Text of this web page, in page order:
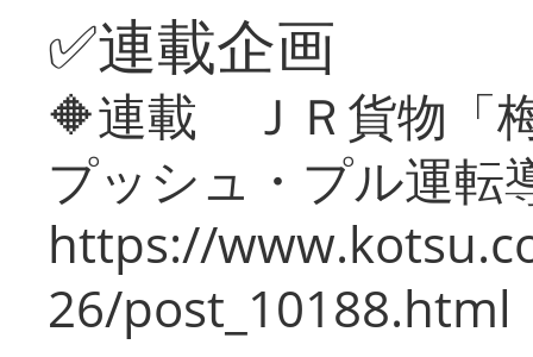
✅連載企画
🔶連載 ＪＲ貨物「
プッシュ・プル運転
https://
26/post_10188.html